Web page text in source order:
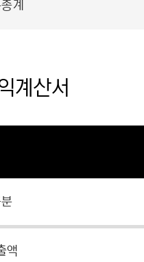
계
계산서
액